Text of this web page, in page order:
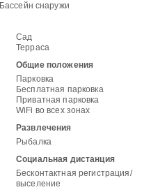
Бассейн снаружи
Сад
Терраса
Общие положения
Парковка
Бесплатная парковка
Приватная парковка
WiFi во всех зонах
Развлечения
Рыбалка
Социальная дистанция
Бесконтактная регистрация/
выселение